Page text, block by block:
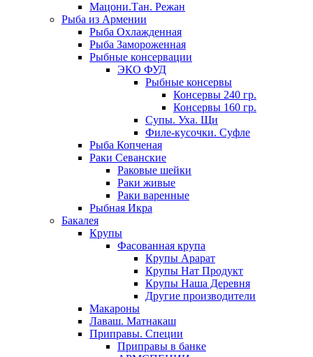
Мацони.Тан. Режан
Рыба из Армении
Рыба Охлажденная
Рыба Замороженная
Рыбные консервации
ЭКО ФУД
Рыбные консервы
Консервы 240 гр.
Консервы 160 гр.
Супы. Уха. Щи
Филе-кусочки. Суфле
Рыба Копченая
Раки Севанские
Раковые шейки
Раки живые
Раки варенные
Рыбная Икра
Бакалея
Крупы
Фасованная крупа
Крупы Арарат
Крупы Нат Продукт
Крупы Наша Деревня
Другие производители
Макароны
Лаваш. Матнакаш
Приправы. Специи
Приправы в банке